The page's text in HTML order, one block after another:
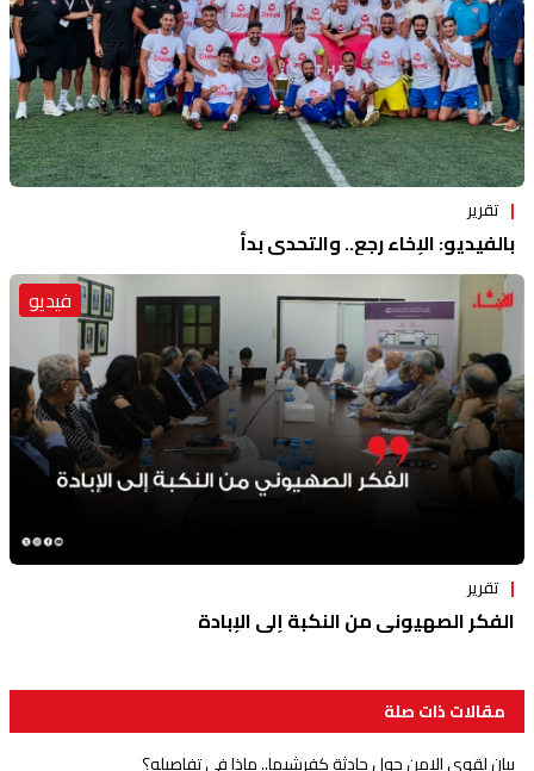
تقرير
بالفيديو: الإخاء رجع.. والتحدي بدأ
فيديو
تقرير
الفكر الصهيوني من النكبة إلى الإبادة
مقالات ذات صلة
بيان لقوى الامن حول حادثة كفرشيما.. ماذا في تفاصيله؟